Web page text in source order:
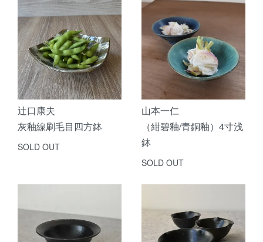
辻口康夫
灰釉線刷毛目四方鉢
SOLD OUT
山本一仁
（紺碧釉/青銅釉）4寸浅
鉢
SOLD OUT